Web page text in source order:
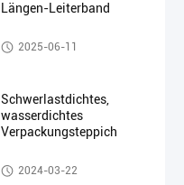
Längen-Leiterband
Klebeband aus Stoff
2025-06-11
Schwerlastdichtes,
wasserdichtes
Verpackungsteppich
Klebeband aus Stoff
2024-03-22